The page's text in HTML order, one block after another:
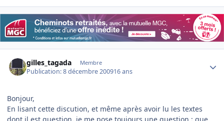
gilles_tagada Membre
Publication:8 décembre 200916 ans
Bonjour,
En lisant cette discution, et même après avoir lu les textes